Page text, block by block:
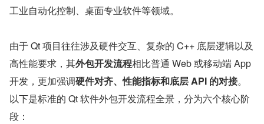
工业自动化控制、桌面专业软件等领域。
由于 Qt 项目往往涉及硬件交互、复杂的 C++ 底层逻辑以及
高性能要求，其外包开发流程相比普通 Web 或移动端 App
开发，更加强调硬件对齐、性能指标和底层 API 的对接。
以下是标准的 Qt 软件外包开发流程全景，分为六个核心阶
段：